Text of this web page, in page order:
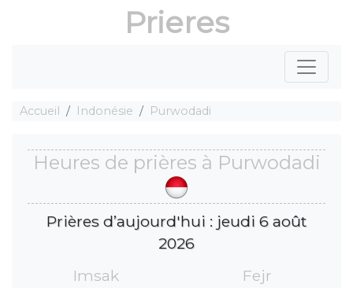
Prieres
Accueil Indonésie Purwodadi
Heures de prières à Purwodadi
Prières d’aujourd'hui : jeudi 6 août
2026
Imsak
Fejr